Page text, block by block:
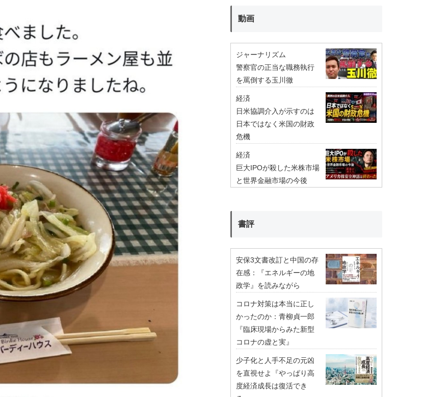
動画
ジャーナリズム
警察官の正当な職務執行
を罵倒する玉川徹
経済
日米協調介入が示すのは
日本ではなく米国の財政
危機
経済
巨大IPOが殺した米株市場
と世界金融市場の今後
書評
安保3文書改訂と中国の存
在感：『エネルギーの地
政学』を読みながら
コロナ対策は本当に正し
かったのか：青柳貞一郎
『臨床現場からみた新型
コロナの虚と実』
少子化と人手不足の元凶
を直視せよ『やっぱり高
度経済成長は復活でき